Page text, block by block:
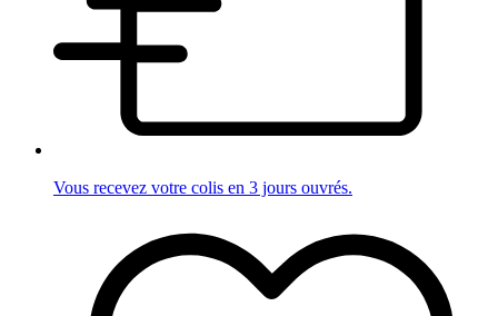
Vous recevez votre colis en 3 jours ouvrés.